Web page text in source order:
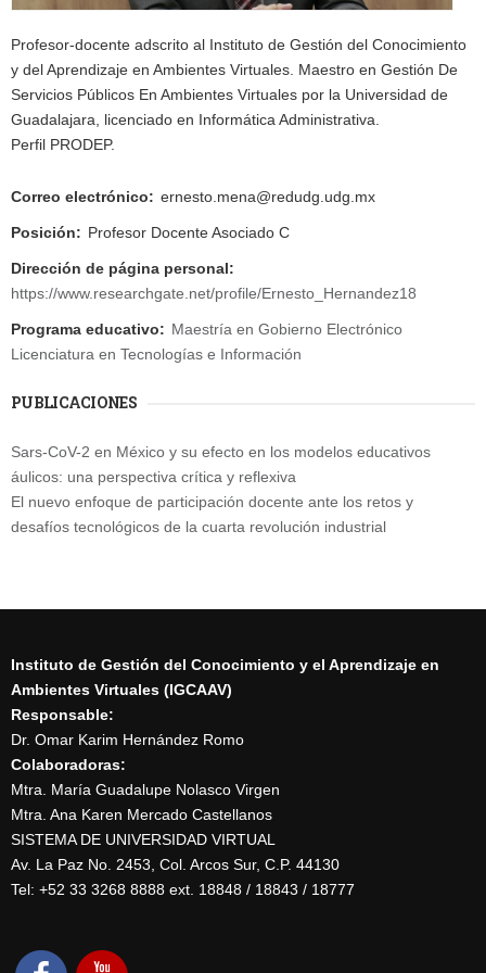
Profesor-docente adscrito al Instituto de Gestión del Conocimiento
y del Aprendizaje en Ambientes Virtuales. Maestro en Gestión De
Servicios Públicos En Ambientes Virtuales por la Universidad de
Guadalajara, licenciado en Informática Administrativa.
Perfil PRODEP.
Correo electrónico: ernesto.mena@redudg.udg.mx
Posición: Profesor Docente Asociado C
Dirección de página personal:
https://www.researchgate.net/profile/Ernesto_Hernandez18
Programa educativo: Maestría en Gobierno Electrónico
Licenciatura en Tecnologías e Información
PUBLICACIONES
Sars-CoV-2 en México y su efecto en los modelos educativos
áulicos: una perspectiva crítica y reflexiva
El nuevo enfoque de participación docente ante los retos y
desafíos tecnológicos de la cuarta revolución industrial
Instituto de Gestión del Conocimiento y el Aprendizaje en
Ambientes Virtuales (IGCAAV)
Responsable:
Dr. Omar Karim Hernández Romo
Colaboradoras:
Mtra. María Guadalupe Nolasco Virgen
Mtra. Ana Karen Mercado Castellanos
SISTEMA DE UNIVERSIDAD VIRTUAL
Av. La Paz No. 2453, Col. Arcos Sur, C.P. 44130
Tel: +52 33 3268 8888‏ ext. 18848 / 18843 / 18777